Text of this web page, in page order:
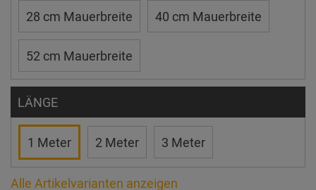
28 cm Mauerbreite 40 cm Mauerbreite
52 cm Mauerbreite
LÄNGE
1 Meter 2 Meter 3 Meter
Alle Artikelvarianten anzeigen